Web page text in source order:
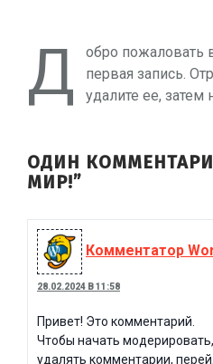
Д
обро пожаловать
первая запись.
удалите ее, затем
ОДИН
МИР!”
Комментатор
28.02.2024 В 11:58
Привет! Это комментарий.
Чтобы начать
удалять комментарии,